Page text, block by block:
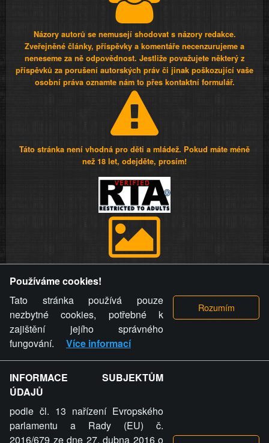
Názory autorů se nemusejí shodovat s názory redakce.
Zveřejněné články, příspěvky a komentáře necenzurujeme a
neneseme za ně odpovědnost. Jestliže považujete některý z
příspěvků za porušení autorských práv či jinak poškozující vaše
osobní práva oznamte nám to přes kontaktní formulář.
Táto stránka není vhodná pro děti a mládež. Pokud máte méně
než 18 let, odejděte, prosím!
videa a komentáře. Osoba, které se toto opatření provozovatele
stránky týče, ani osoba, která umístila fotografii nebo video na
stránku, nemůže z důvodu odstranění fotografie, videa nebo
komentáře pro výše uvedenou okolnost uplatnit vůči
provozovateli stránky žádný nárok na náhradu škody nebo
nemajetkové újmy.
ZVRÁCENÝ.CZ - Svět není zvrácenej. To jen
ty lidi...
Používáme cookies!
Tato stránka používá pouze
nezbytné cookies, potřebné k
zajištění jejího správného
fungování.
Více informací
INFORMACE SUBJEKTŮM
ÚDAJŮ
podle čl. 13 nařízení Evropského
parlamentu a Rady (EU) č.
2016/679 ze dne 27. dubna 2016 o